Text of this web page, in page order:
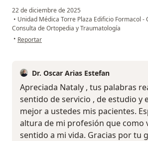
22 de diciembre de 2025
• Unidad Médica Torre Plaza Edificio Formacol -
Consulta de Ortopedia y Traumatología
• en opinión del usuario Nataly
Reportar
Dr. Oscar Arias Estefan
Apreciada Nataly , tus palabras
sentido de servicio , de estudio y
mejor a ustedes mis pacientes.
altura de mi profesión que como
sentido a mi vida. Gracias por tu